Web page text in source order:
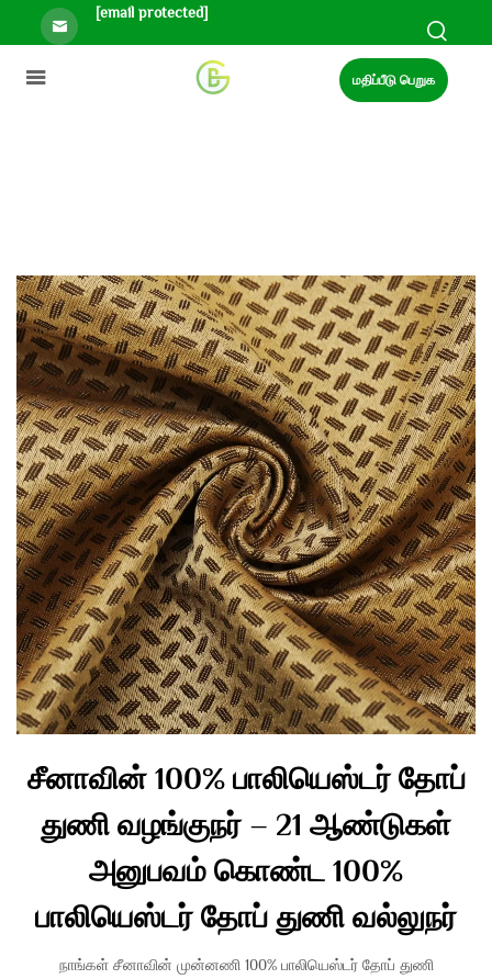
[email protected]
மதிப்பீடு பெறுக
சீனாவின் 100% பாலியெஸ்டர் தோப்
துணி வழங்குநர் – 21 ஆண்டுகள்
அனுபவம் கொண்ட 100%
பாலியெஸ்டர் தோப் துணி வல்லுநர்
நாங்கள் சீனாவின் முன்னணி 100% பாலியெஸ்டர் தோப் துணி